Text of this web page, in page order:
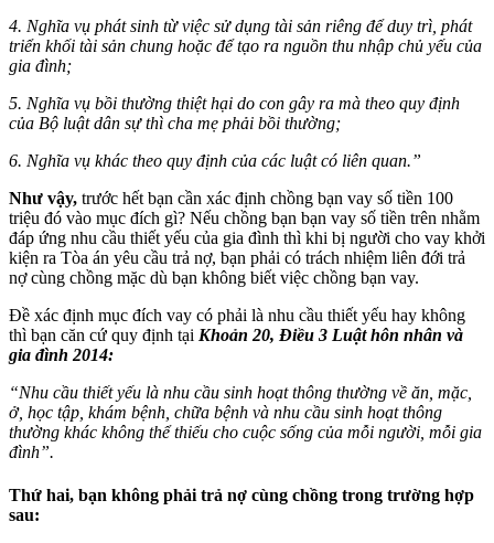
4. Nghĩa vụ phát sinh từ việc sử dụng tài sản riêng để duy trì, phát
triển khối tài sản chung hoặc để tạo ra nguồn thu nhập chủ yếu của
gia đình;
5. Nghĩa vụ bồi thường thiệt hại do con gây ra mà theo quy định
của Bộ luật dân sự thì cha mẹ phải bồi thường;
6. Nghĩa vụ khác theo quy định của các luật có liên quan.”
Như vậy, trước hết bạn cần xác định chồng bạn vay số tiền 100
triệu đó vào mục đích gì? Nếu chồng bạn bạn vay số tiền trên nhằm
đáp ứng nhu cầu thiết yếu của gia đình thì khi bị người cho vay khởi
kiện ra Tòa án yêu cầu trả nợ, bạn phải có trách nhiệm liên đới trả
nợ cùng chồng mặc dù bạn không biết việc chồng bạn vay.
Đề xác định mục đích vay có phải là nhu cầu thiết yếu hay không
thì bạn căn cứ quy định tại Khoản 20, Điều 3 Luật hôn nhân và
gia đình 2014:
“Nhu cầu thiết yếu là nhu cầu sinh hoạt thông thường về ăn, mặc,
ở, học tập, khám bệnh, chữa bệnh và nhu cầu sinh hoạt thông
thường khác không thể thiếu cho cuộc sống của mỗi người, mỗi gia
đình”.
Thứ hai, bạn không phải trả nợ cùng chồng trong trường hợp
sau: